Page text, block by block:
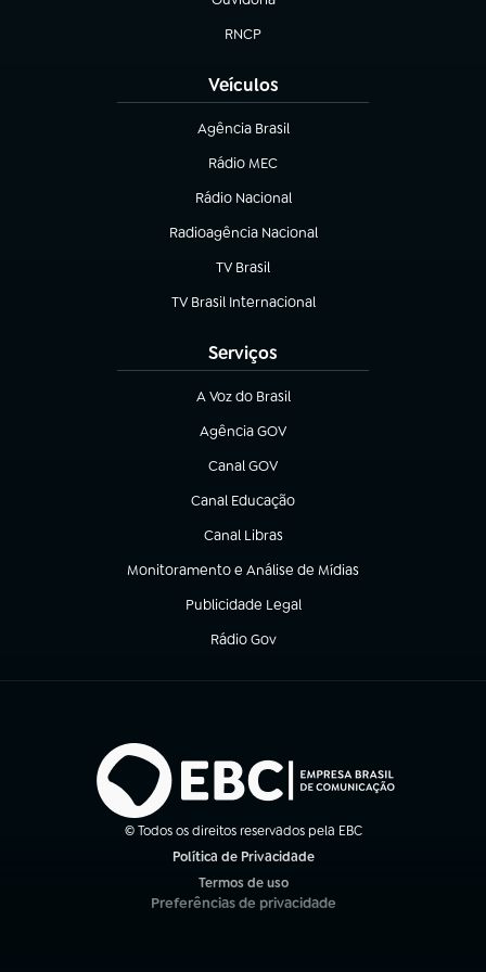
(abre em nova aba)
RNCP
(abre em nova aba)
Veículos
Agência Brasil
(abre em nova aba)
Rádio MEC
(abre em nova aba)
Rádio Nacional
Radioagência Nacional
(abre em nova aba)
TV Brasil
(abre em nova aba)
TV Brasil Internacional
(abre em nova aba)
Serviços
A Voz do Brasil
(abre em nova aba)
Agência GOV
(abre em nova aba)
Canal GOV
(abre em nova aba)
Canal Educação
(abre em nova aba)
Canal Libras
(abre em nova aba)
Monitoramento e Análise de Mídias
(abre em nova aba)
Publicidade Legal
(abre em nova aba)
Rádio Gov
(abre em nova aba)
© Todos os direitos reservados pela EBC
Política de Privacidade
Termos de uso
(abre em nova aba)
Preferências de privacidade